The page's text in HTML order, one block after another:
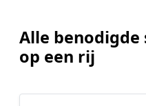
Alle
op een rij